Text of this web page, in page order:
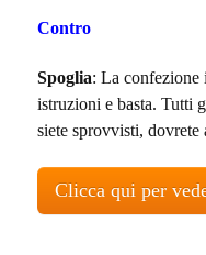
Contro
Spoglia: La confezione
istruzioni e basta. Tutti
siete sprovvisti, dovrete
Clicca qui per